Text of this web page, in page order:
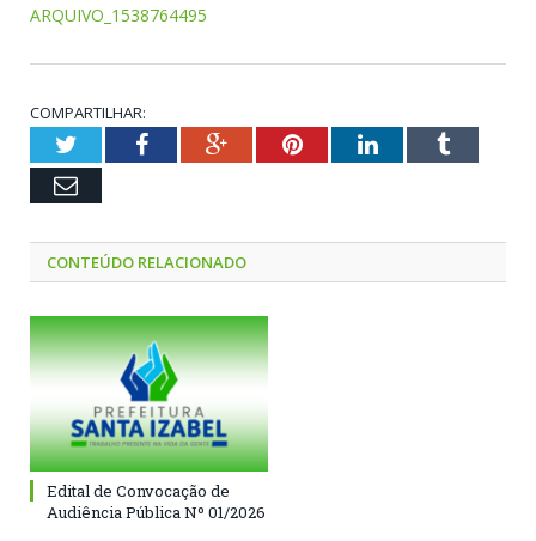
ARQUIVO_1538764495
COMPARTILHAR:
TwitterFacebookGoogle+PinterestLinkedInTumblr
Email
CONTEÚDO RELACIONADO
Edital de Convocação de
Audiência Pública Nº 01/2026